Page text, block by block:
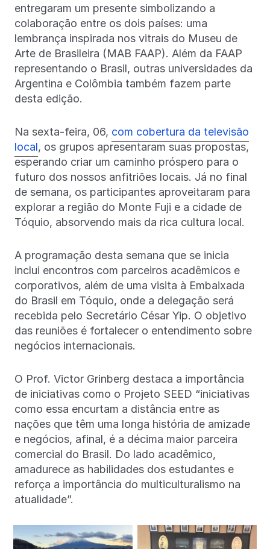
entregaram um presente simbolizando a
colaboração entre os dois países: uma
lembrança inspirada nos vitrais do Museu de
Arte de Brasileira (MAB FAAP). Além da FAAP
representando o Brasil, outras universidades da
Argentina e Colômbia também fazem parte
desta edição.
Na sexta-feira, 06, com cobertura da televisão
local, os grupos apresentaram suas propostas,
esperando criar um caminho próspero para o
futuro dos nossos anfitriões locais. Já no final
de semana, os participantes aproveitaram para
explorar a região do Monte Fuji e a cidade de
Tóquio, absorvendo mais da rica cultura local.
A programação desta semana que se inicia
inclui encontros com parceiros acadêmicos e
corporativos, além de uma visita à Embaixada
do Brasil em Tóquio, onde a delegação será
recebida pelo Secretário César Yip. O objetivo
das reuniões é fortalecer o entendimento sobre
negócios internacionais.
O Prof. Victor Grinberg destaca a importância
de iniciativas como o Projeto SEED “iniciativas
como essa encurtam a distância entre as
nações que têm uma longa história de amizade
e negócios, afinal, é a décima maior parceira
comercial do Brasil. Do lado acadêmico,
amadurece as habilidades dos estudantes e
reforça a importância do multiculturalismo na
atualidade”.